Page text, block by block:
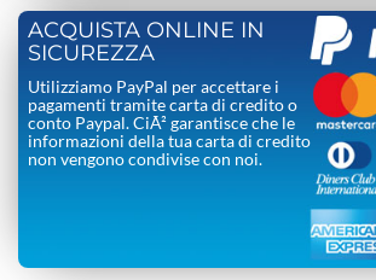
ACQUISTA ONLINE IN
SICUREZZA
Utilizziamo PayPal per accettare i
pagamenti tramite carta di credito o
conto Paypal. CiÃ² garantisce che le
informazioni della tua carta di credito
non vengono condivise con noi.